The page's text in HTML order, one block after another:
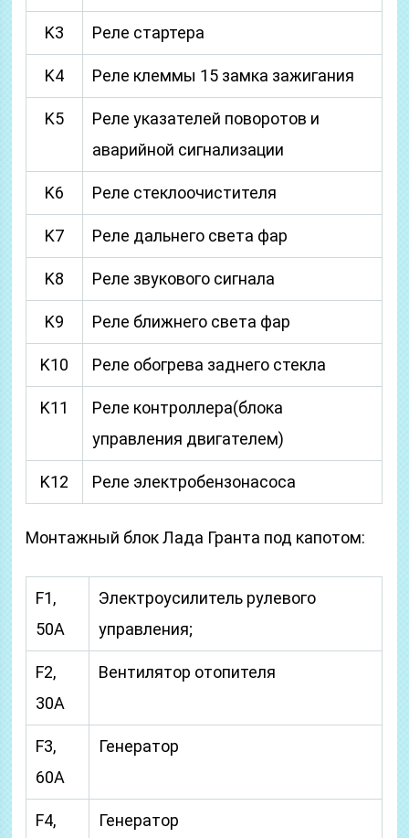
K3 Реле стартера
K4 Реле клеммы 15 замка зажигания
K5
Реле указателей поворотов и
аварийной сигнализации
K6 Реле стеклоочистителя
K7 Реле дальнего света фар
K8 Реле звукового сигнала
K9 Реле ближнего света фар
K10 Реле обогрева заднего стекла
K11
Реле контроллера(блока
управления двигателем)
K12 Реле электробензонасоса
Монтажный блок Лада Гранта под капотом:
F1,
50A
Электроусилитель рулевого
управления;
F2,
30A
Вентилятор отопителя
F3,
60A
Генератор
F4, Генератор